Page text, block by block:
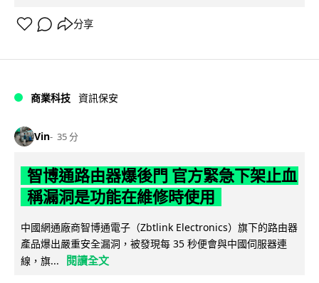
分享
商業科技 資訊保安
Vin 35 分
智博通路由器爆後門 官方緊急下架止血
稱漏洞是功能在維修時使用
中國網通廠商智博通電子（Zbtlink Electronics）旗下的路由器
產品爆出嚴重安全漏洞，被發現每 35 秒便會與中國伺服器連
線，旗...
閱讀全文